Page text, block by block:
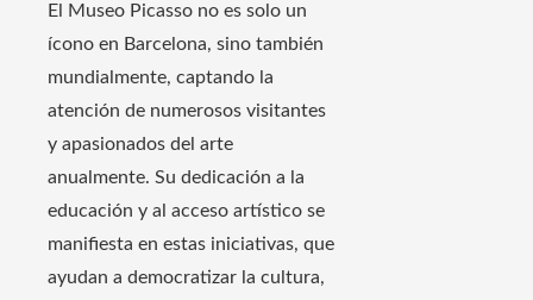
El Museo Picasso no es solo un
ícono en Barcelona, sino también
mundialmente, captando la
atención de numerosos visitantes
y apasionados del arte
anualmente. Su dedicación a la
educación y al acceso artístico se
manifiesta en estas iniciativas, que
ayudan a democratizar la cultura,